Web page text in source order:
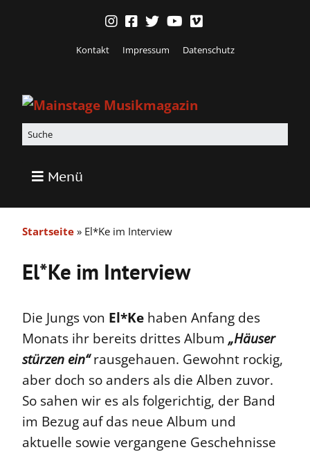
Kontakt Impressum Datenschutz
Menü
Startseite » El*Ke im Interview
El*Ke im Interview
Die Jungs von El*Ke haben Anfang des
Monats ihr bereits drittes Album „Häuser
stürzen ein“rausgehauen. Gewohnt rockig,
aber doch so anders als die Alben zuvor.
So sahen wir es als folgerichtig, der Band
im Bezug auf das neue Album und
aktuelle sowie vergangene Geschehnisse